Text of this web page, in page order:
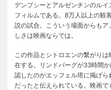
デンプシーとアルゼンチンのル
フィルムである。8万人以上の観
説の試合。こういう場面からも
しさは映画ならでは。
この作品とシトロエンの繋がり
在する。リンドバーグが33時間
認したのがエッフェル塔に掲げ
だったと伝えられている。映画